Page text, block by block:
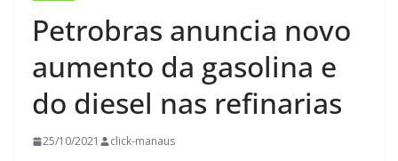
Petrobras anuncia novo
aumento da gasolina e
do diesel nas refinarias
25/10/2021 click-manaus